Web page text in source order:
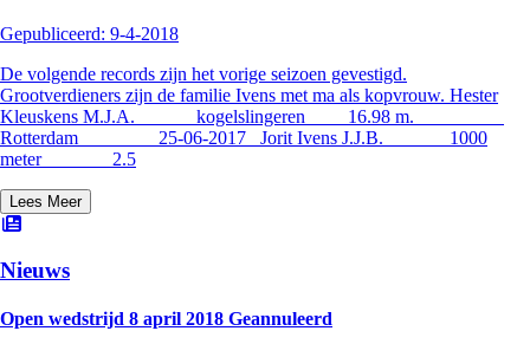
Gepubliceerd: 9-4-2018
De volgende records zijn het vorige seizoen gevestigd.
Grootverdieners zijn de familie Ivens met ma als kopvrouw. Hester
Kleuskens M.J.A. kogelslingeren 16.98 m.
Rotterdam 25-06-2017 Jorit Ivens J.J.B. 1000
meter 2.5
Lees Meer
Nieuws
Open wedstrijd 8 april 2018 Geannuleerd